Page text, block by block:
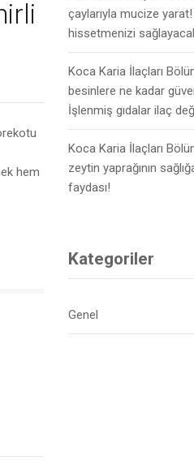
hem
çaylarıyla mucize
hissetmenizi
Koca Karia İlaçları
besinlere ne kadar
İşlenmiş gıdalar ilaç
Koca Karia İlaçları
zeytin yaprağının
faydası!
Kategoriler
Genel